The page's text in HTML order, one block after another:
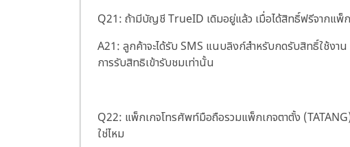
Q21: ถ้ามีบัญชี TrueID เดิมอยู่แล้ว เมื่อได้สิทธิ์ฟรีจากแพ็ก
A21: ลูกค้าจะได้รับ SMS แนบลิงก์สำหรับกดรับสิทธิ์ใช้งา
การรับสิทธิเข้ารับชมเท่านั้น
Q22: แพ็กเกจโทรศัพท์มือถือรวมแพ็กเกจตาตั้ง
ใช่ไหม